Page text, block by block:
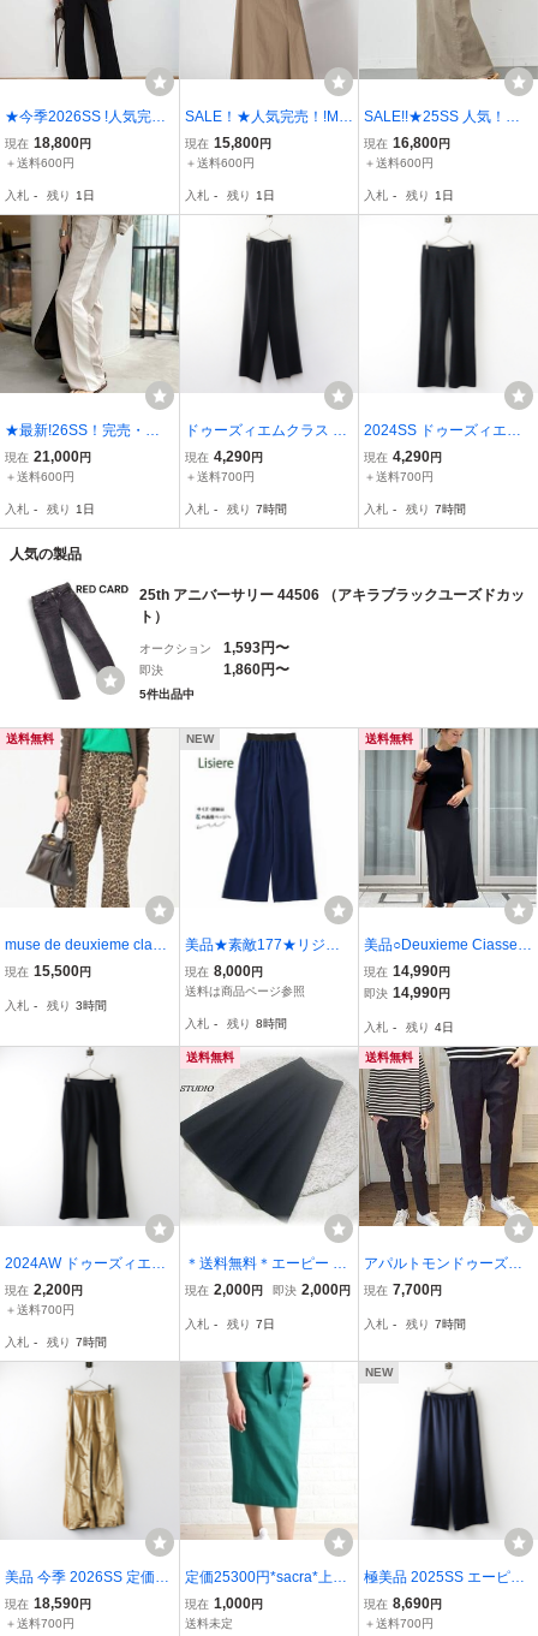
★今季2026SS !人気完
売！最新! 新品未使用 MU
SE de Deuxieme Classe
★24,200-円：試着もして
いないお品です★
現在 18,800円
＋送料600円
入札 - 残り 1日
SALE！★人気完売！!MU
SE de Deuxieme Classe
Col Pierrot/コルピエロ As
00円：試着もしていない
現在 15,800円
＋送料600円
入札 - 残り 1日
SALE!!★25SS 人気！！D
euxieme Classe badass
スカート 36 ★31,900
品です★女性らしいお品
現在 16,800円
＋送料600円
入札 - 残り 1日
★最新!26SS！完売・入
手困難！L'Appartement R
EMI RELIEF SUEDE LIKE
購入時のままです★Duexi
現在 21,000円
＋送料600円
入札 - 残り 1日
ドゥーズィエムクラス De
uxieme Classe dresse pa
nt ドレスパンツ 36｜ブラ
ージー【240001508884
現在 4,290円
＋送料700円
入札 - 残り 7時間
2024SS ドゥーズィエム
クラス Deuxieme Classe
Shake code パンツ 36＼
リブ ゴム スリット【240
現在 4,290円
＋送料700円
入札 - 残り 7時間
人気の製品
25th アニバーサリー 44506 （アキラブラックユーズドカッ
ト）
オークション 1,593円〜
即決 1,860円〜
5件出品中
送料無料
muse de deuxieme class
eコルピエロパンツレオパ
現在 15,500円
入札 - 残り 3時間
NEW
美品★素敵177★リジエ
ールFEMME3.5万★36siz
e/9号★パンツZ027
現在 8,000円
送料は商品ページ参照
入札 - 残り 8時間
送料無料
美品○Deuxieme Ciasse
ドゥーズィエムクラス○E
VERYDAY I LIKE vintage
フレア アパルトモン AP
STUDIO 日本製
現在 14,990円
即決 14,990円
入札 - 残り 4日
2024AW ドゥーズィエム
クラス Deuxieme Classe
Director パンツ 36＼ブラ
ゴム フレア【240001508
現在 2,200円
＋送料700円
入札 - 残り 7時間
送料無料
＊送料無料＊エーピー ス
トゥディオ＊AP STUDIO
フレアスカート＊サイド
現在 2,000円 即決 2,000円
入札 - 残り 7日
送料無料
アパルトモンドゥーズィ
エムクラス Lisiere テーパ
現在 7,700円
入札 - 残り 7時間
美品 今季 2026SS 定価29
700円 ドゥーズィエムク
ラス Deuxieme Classe G
現在 18,590円
＋送料700円
定価25300円*sacra*上質
リネンコクーンスカート
現在 1,000円
送料未定
NEW
極美品 2025SS エーピー
ストゥディオ AP STUDIO
サテンプルオンパンツ 38
現在 8,690円
＋送料700円